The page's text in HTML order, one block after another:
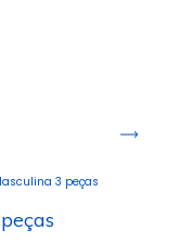
3 peças